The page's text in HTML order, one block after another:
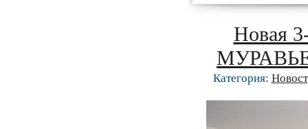
Новая
Категория: